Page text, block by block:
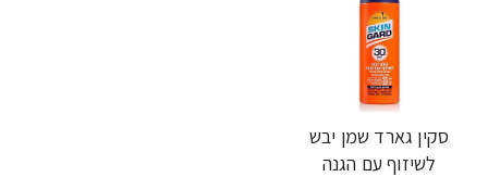
סקין גארד שמן יבש
לשיזוף עם הגנה